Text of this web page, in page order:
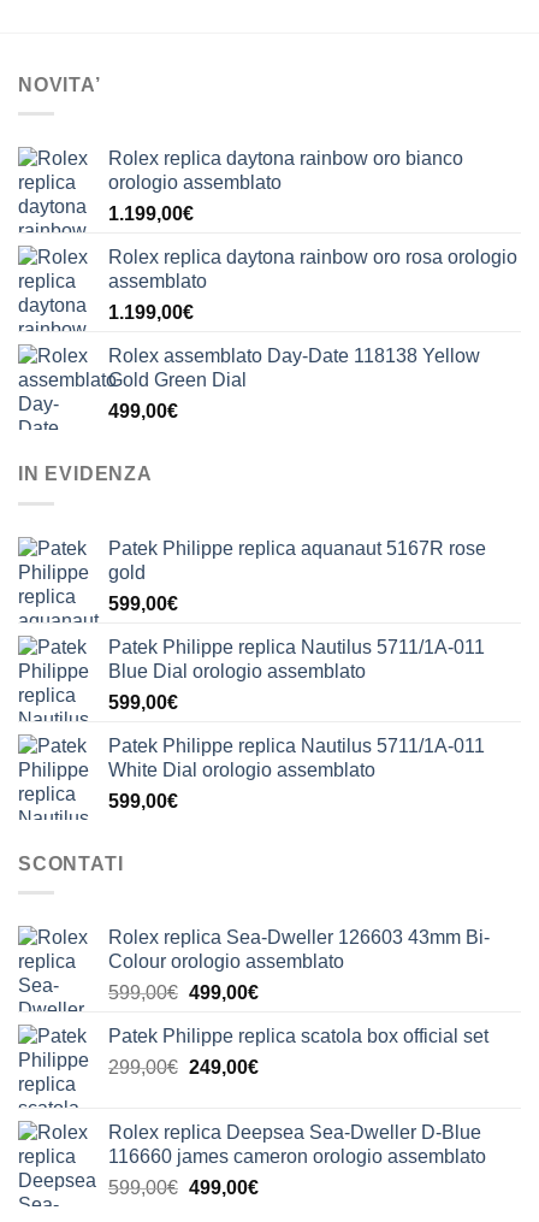
NOVITA’
Rolex replica daytona rainbow oro bianco
orologio assemblato
1.199,00€
Rolex replica daytona rainbow oro rosa orologio
assemblato
1.199,00€
Rolex assemblato Day-Date 118138 Yellow
Gold Green Dial
499,00€
IN EVIDENZA
Patek Philippe replica aquanaut 5167R rose
gold
599,00€
Patek Philippe replica Nautilus 5711/1A-011
Blue Dial orologio assemblato
599,00€
Patek Philippe replica Nautilus 5711/1A-011
White Dial orologio assemblato
599,00€
SCONTATI
Rolex replica Sea-Dweller 126603 43mm Bi-
Colour orologio assemblato
599,00€ Il
originale
era:
499,00€Il
attuale
è:
Patek Philippe replica scatola box official set
299,00€ Il
era:
299,00€.
249,00€Il
è:
249,00€.
Rolex replica Deepsea Sea-Dweller D-Blue
116660 james cameron orologio assemblato
599,00€ Il
499,00€Il